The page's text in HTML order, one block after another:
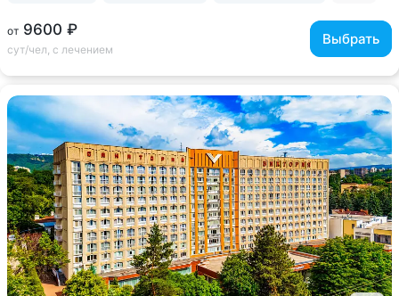
от 9600 ₽
сут/чел, с лечением
Выбрать